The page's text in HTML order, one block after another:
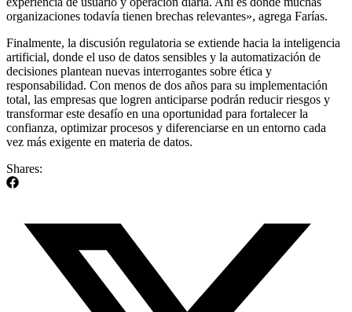
organizaciones todavía tienen brechas relevantes», agrega Farías.
Finalmente, la discusión regulatoria se extiende hacia la inteligencia
artificial, donde el uso de datos sensibles y la automatización de
decisiones plantean nuevas interrogantes sobre ética y
responsabilidad. Con menos de dos años para su implementación
total, las empresas que logren anticiparse podrán reducir riesgos y
transformar este desafío en una oportunidad para fortalecer la
confianza, optimizar procesos y diferenciarse en un entorno cada
vez más exigente en materia de datos.
Shares: